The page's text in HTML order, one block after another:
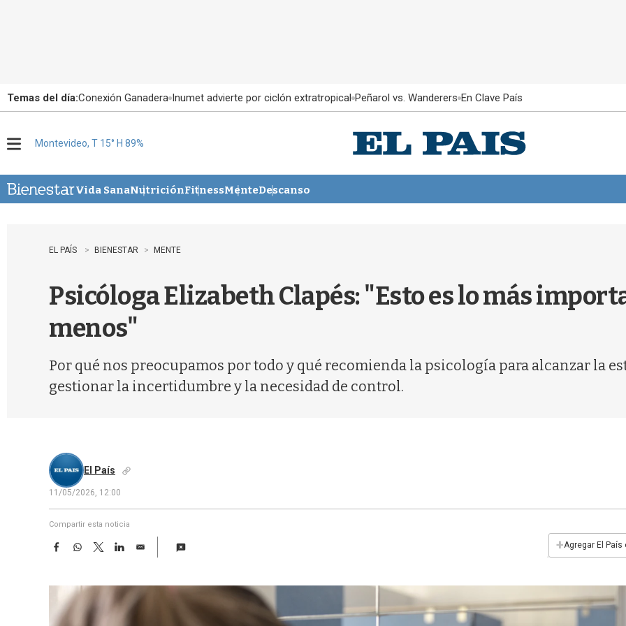
Temas del día:Conexión Ganadera Inumet advierte por ciclón extratropical Peñarol vs. Wanderers En Clave País
u
Montevideo, T 15° H 89%
Vida SanaNutriciónFitnessMenteDescanso
EL PAÍS BIENESTAR MENTE
Psicóloga Elizabeth Clapés: "Esto es lo más
menos"
Por qué nos preocupamos por todo y qué recomienda la psicología para alcanzar la
gestionar la incertidumbre y la necesidad de control.
El País
11/05/2026, 12:00
Compartir esta noticia
F
e
b
o
W
t
A
T
w
t
L
k
e
d
E
i
l
+Agregar El País